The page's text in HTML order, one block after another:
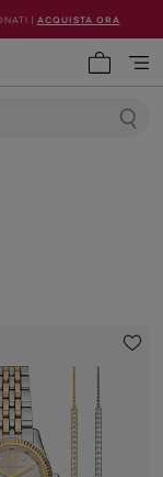
| ACQUISTA ORA